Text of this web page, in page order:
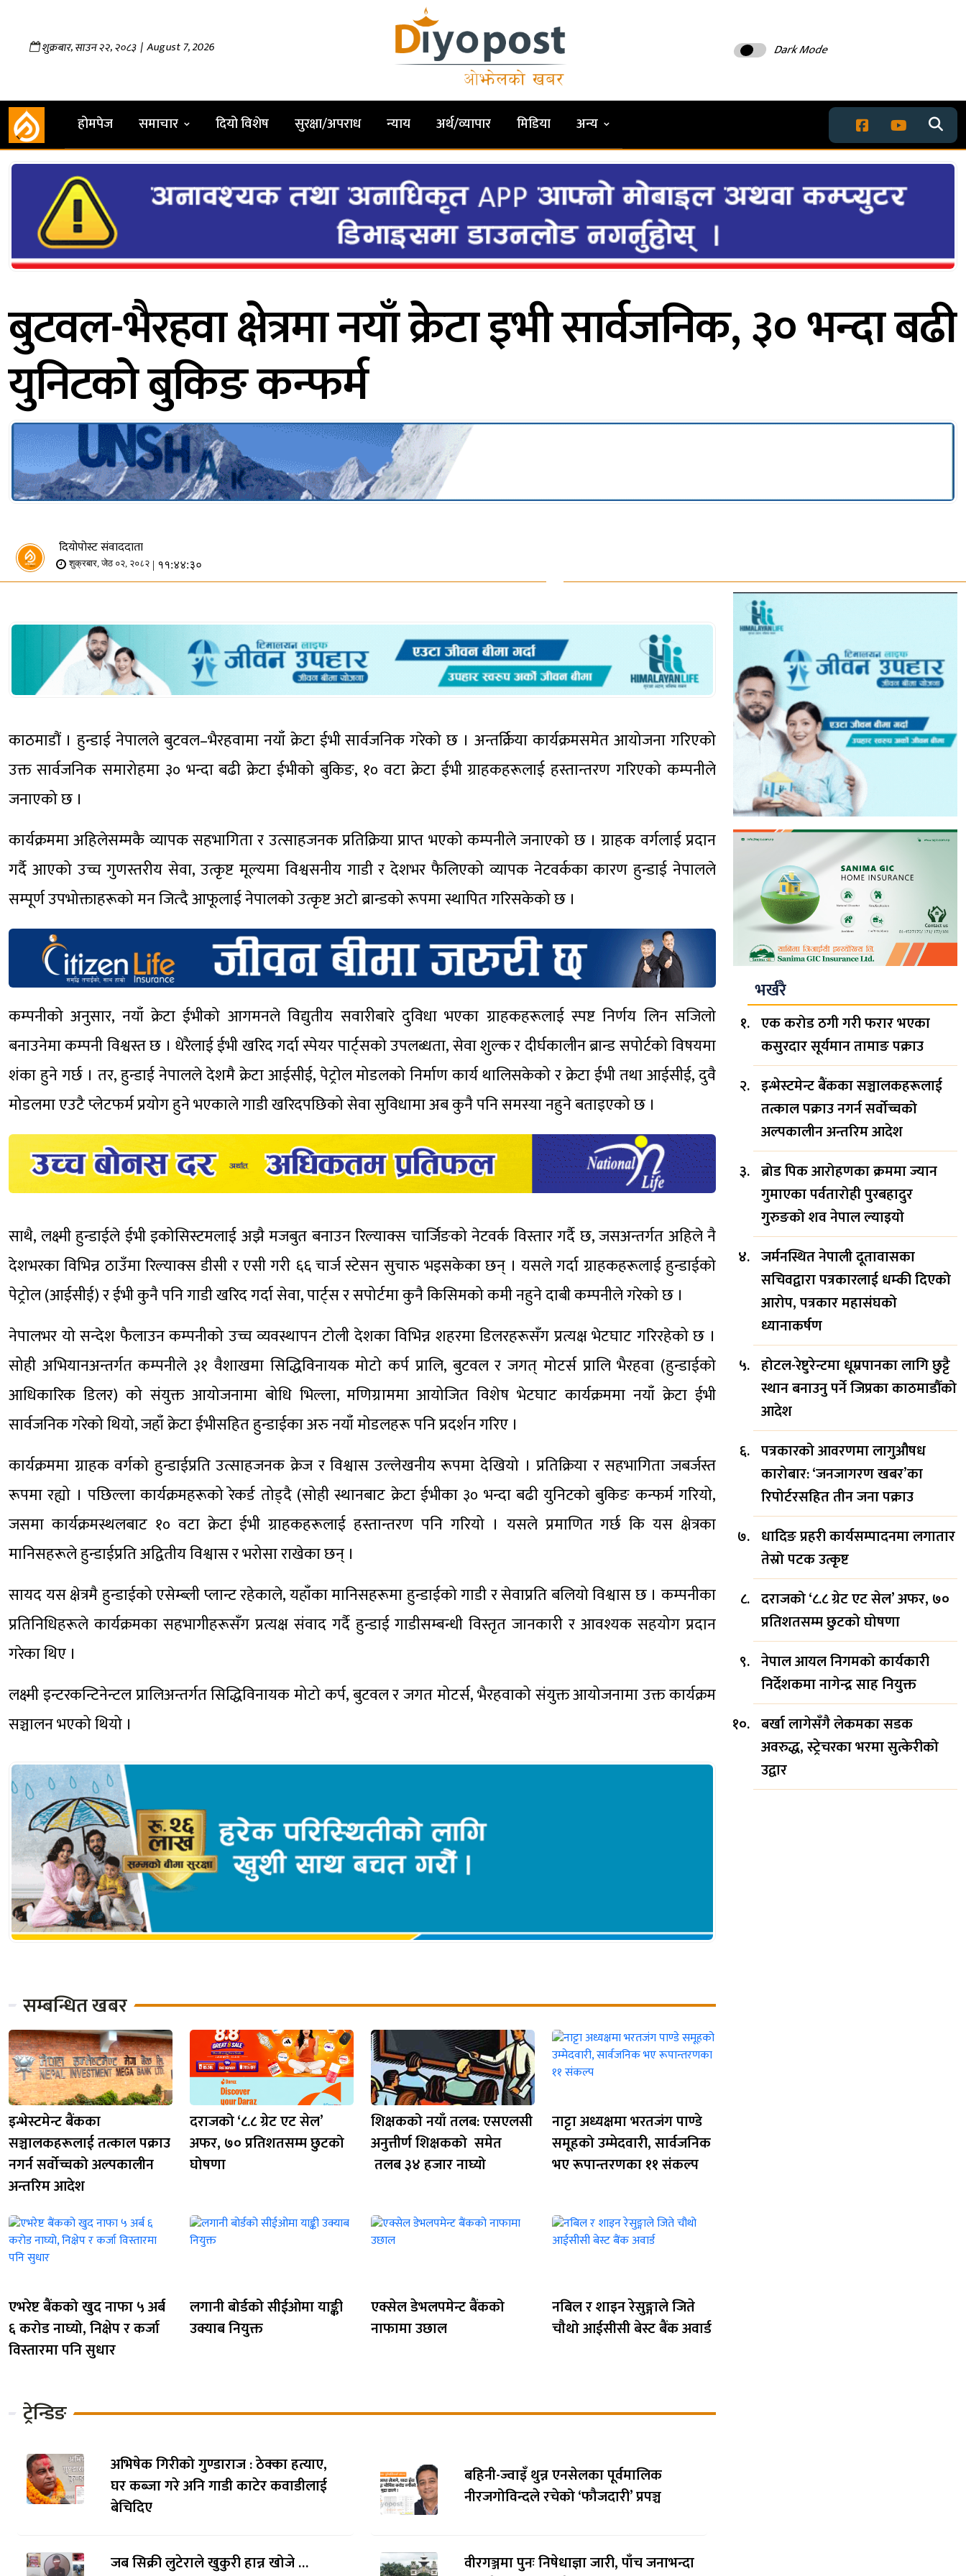
शुक्रबार,साउन२२,२०८३| August 7, 2026 Dark Mode
होमपेज समाचार दियो विशेष सुरक्षा/अपराध न्याय अर्थ/व्यापार मिडिया अन्य
बुटवल-भैरहवा क्षेत्रमा नयाँ क्रेटा इभी सार्वजनिक, ३० भन्दा बढी
युनिटको बुकिङ कन्फर्म
दियोपोस्ट संवाददाता
शुक्रबार, जेठ ०२, २०८२ | ११:४४:३०
काठमाडौं । हुन्डाई नेपालले बुटवल–भैरहवामा नयाँ क्रेटा ईभी सार्वजनिक गरेको छ । अन्तर्क्रिया कार्यक्रमसमेत आयोजना गरिएको
उक्त सार्वजनिक समारोहमा ३० भन्दा बढी क्रेटा ईभीको बुकिङ, १० वटा क्रेटा ईभी ग्राहकहरूलाई हस्तान्तरण गरिएको कम्पनीले
जनाएको छ ।
कार्यक्रममा अहिलेसम्मकै व्यापक सहभागिता र उत्साहजनक प्रतिक्रिया प्राप्त भएको कम्पनीले जनाएको छ । ग्राहक वर्गलाई प्रदान
गर्दै आएको उच्च गुणस्तरीय सेवा, उत्कृष्ट मूल्यमा विश्वसनीय गाडी र देशभर फैलिएको व्यापक नेटवर्कका कारण हुन्डाई नेपालले
सम्पूर्ण उपभोक्ताहरूको मन जित्दै आफूलाई नेपालको उत्कृष्ट अटो ब्रान्डको रूपमा स्थापित गरिसकेको छ ।
कम्पनीको अनुसार, नयाँ क्रेटा ईभीको आगमनले विद्युतीय सवारीबारे दुविधा भएका ग्राहकहरूलाई स्पष्ट निर्णय लिन सजिलो
बनाउनेमा कम्पनी विश्वस्त छ । धेरैलाई ईभी खरिद गर्दा स्पेयर पार्ट्सको उपलब्धता, सेवा शुल्क र दीर्घकालीन ब्रान्ड सपोर्टको विषयमा
शंका हुने गर्छ । तर, हुन्डाई नेपालले देशमै क्रेटा आईसीई, पेट्रोल मोडलको निर्माण कार्य थालिसकेको र क्रेटा ईभी तथा आईसीई, दुवै
मोडलमा एउटै प्लेटफर्म प्रयोग हुने भएकाले गाडी खरिदपछिको सेवा सुविधामा अब कुनै पनि समस्या नहुने बताइएको छ ।
साथै, लक्ष्मी हुन्डाईले ईभी इकोसिस्टमलाई अझै मजबुत बनाउन रिल्याक्स चार्जिङको नेटवर्क विस्तार गर्दै छ, जसअन्तर्गत अहिले नै
देशभरका विभिन्न ठाउँमा रिल्याक्स डीसी र एसी गरी ६६ चार्ज स्टेसन सुचारु भइसकेका छन् । यसले गर्दा ग्राहकहरूलाई हुन्डाईको
पेट्रोल (आईसीई) र ईभी कुनै पनि गाडी खरिद गर्दा सेवा, पार्ट्स र सपोर्टमा कुनै किसिमको कमी नहुने दाबी कम्पनीले गरेको छ ।
नेपालभर यो सन्देश फैलाउन कम्पनीको उच्च व्यवस्थापन टोली देशका विभिन्न शहरमा डिलरहरूसँग प्रत्यक्ष भेटघाट गरिरहेको छ ।
सोही अभियानअन्तर्गत कम्पनीले ३१ वैशाखमा सिद्धिविनायक मोटो कर्प प्रालि, बुटवल र जगत् मोटर्स प्रालि भैरहवा (हुन्डाईको
आधिकारिक डिलर) को संयुक्त आयोजनामा बोधि भिल्ला, मणिग्राममा आयोजित विशेष भेटघाट कार्यक्रममा नयाँ क्रेटा ईभी
सार्वजनिक गरेको थियो, जहाँ क्रेटा ईभीसहित हुन्डाईका अरु नयाँ मोडलहरू पनि प्रदर्शन गरिए ।
कार्यक्रममा ग्राहक वर्गको हुन्डाईप्रति उत्साहजनक क्रेज र विश्वास उल्लेखनीय रूपमा देखियो । प्रतिक्रिया र सहभागिता जबर्जस्त
रूपमा रह्यो । पछिल्ला कार्यक्रमहरूको रेकर्ड तोड्दै (सोही स्थानबाट क्रेटा ईभीका ३० भन्दा बढी युनिटको बुकिङ कन्फर्म गरियो,
जसमा कार्यक्रमस्थलबाट १० वटा क्रेटा ईभी ग्राहकहरूलाई हस्तान्तरण पनि गरियो । यसले प्रमाणित गर्छ कि यस क्षेत्रका
मानिसहरूले हुन्डाईप्रति अद्वितीय विश्वास र भरोसा राखेका छन् ।
सायद यस क्षेत्रमै हुन्डाईको एसेम्ब्ली प्लान्ट रहेकाले, यहाँका मानिसहरूमा हुन्डाईको गाडी र सेवाप्रति बलियो विश्वास छ । कम्पनीका
प्रतिनिधिहरूले कार्यक्रमका सहभागीहरूसँग प्रत्यक्ष संवाद गर्दै हुन्डाई गाडीसम्बन्धी विस्तृत जानकारी र आवश्यक सहयोग प्रदान
गरेका थिए ।
लक्ष्मी इन्टरकन्टिनेन्टल प्रालिअन्तर्गत सिद्धिविनायक मोटो कर्प, बुटवल र जगत मोटर्स, भैरहवाको संयुक्त आयोजनामा उक्त कार्यक्रम
सञ्चालन भएको थियो ।
सम्बन्धित खबर
इन्भेस्टमेन्ट बैंकका
सञ्चालकहरूलाई तत्काल पक्राउ
नगर्न सर्वोच्चको अल्पकालीन
अन्तरिम आदेश
दराजको ‘८.८ ग्रेट एट सेल’
अफर, ७० प्रतिशतसम्म छुटको
घोषणा
शिक्षकको नयाँ तलब: एसएलसी
अनुत्तीर्ण शिक्षकको समेत
तलब ३४ हजार नाघ्यो
नाट्टा अध्यक्षमा भरतजंग पाण्डे
समूहको उम्मेदवारी, सार्वजनिक
भए रूपान्तरणका ११ संकल्प
एभरेष्ट बैंकको खुद नाफा ५ अर्ब
६ करोड नाघ्यो, निक्षेप र कर्जा
विस्तारमा पनि सुधार
लगानी बोर्डको सीईओमा याङ्की
उक्याब नियुक्त
एक्सेल डेभलपमेन्ट बैंकको
नाफामा उछाल
नबिल र शाइन रेसुङ्गाले जिते
चौथो आईसीसी बेस्ट बैंक अवार्ड
ट्रेन्डिङ
अभिषेक गिरीको गुण्डाराज : ठेक्का हत्याए,
घर कब्जा गरे अनि गाडी काटेर कवाडीलाई
बेचिदिए
बहिनी-ज्वाइँ थुन्न एनसेलका पूर्वमालिक
नीरजगोविन्दले रचेको ‘फौजदारी’ प्रपञ्च
जब सिक्री लुटेराले खुकुरी हान्न खोजे …
वीरगञ्जमा पुनः निषेधाज्ञा जारी, पाँच जनाभन्दा
भर्खरै
एक करोड ठगी गरी फरार भएका
कसुरदार सूर्यमान तामाङ पक्राउ
इन्भेस्टमेन्ट बैंकका सञ्चालकहरूलाई
तत्काल पक्राउ नगर्न सर्वोच्चको
अल्पकालीन अन्तरिम आदेश
ब्रोड पिक आरोहणका क्रममा ज्यान
गुमाएका पर्वतारोही पुरबहादुर
गुरुङको शव नेपाल ल्याइयो
जर्मनस्थित नेपाली दूतावासका
सचिवद्वारा पत्रकारलाई धम्की दिएको
आरोप, पत्रकार महासंघको
ध्यानाकर्षण
होटल-रेष्टुरेन्टमा धूम्रपानका लागि छुट्टै
स्थान बनाउनु पर्ने जिप्रका काठमाडौँको
आदेश
पत्रकारको आवरणमा लागुऔषध
कारोबार: ‘जनजागरण खबर’का
रिपोर्टरसहित तीन जना पक्राउ
धादिङ प्रहरी कार्यसम्पादनमा लगातार
तेस्रो पटक उत्कृष्ट
दराजको ‘८.८ ग्रेट एट सेल’ अफर, ७०
प्रतिशतसम्म छुटको घोषणा
नेपाल आयल निगमको कार्यकारी
निर्देशकमा नागेन्द्र साह नियुक्त
बर्खा लागेसँगै लेकमका सडक
अवरुद्ध, स्ट्रेचरका भरमा सुत्केरीको
उद्वार